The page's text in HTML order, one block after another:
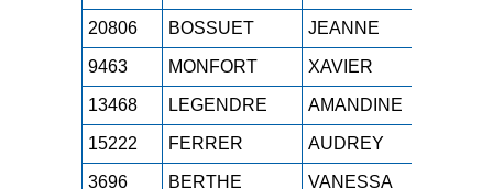
20806 BOSSUET JEANNE
9463 MONFORT XAVIER
13468 LEGENDRE AMANDINE
15222 FERRER AUDREY
3696 BERTHE VANESSA